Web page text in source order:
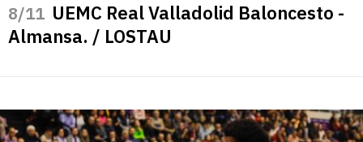
/11 UEMC Real Valladolid Baloncesto -
Almansa. / LOSTAU